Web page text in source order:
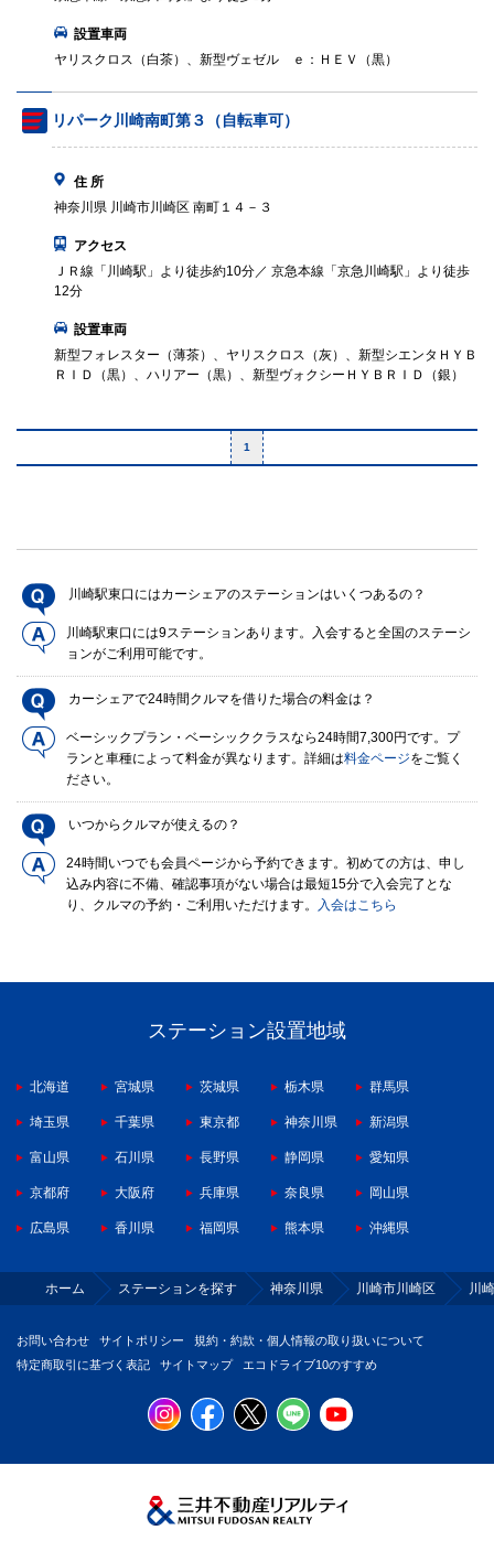
設置車両
ヤリスクロス（白茶）、新型ヴェゼル ｅ：ＨＥＶ（黒）
リパーク川崎南町第３（自転車可）
住 所
神奈川県 川崎市川崎区 南町１４－３
アクセス
ＪＲ線「川崎駅」より徒歩約10分／ 京急本線「京急川崎駅」より徒歩
12分
設置車両
新型フォレスター（薄茶）、ヤリスクロス（灰）、新型シエンタＨＹＢ
ＲＩＤ（黒）、ハリアー（黒）、新型ヴォクシーＨＹＢＲＩＤ（銀）
1
川崎駅東口にはカーシェアのステーションはいくつあるの？
川崎駅東口には9ステーションあります。入会すると全国のステーシ
ョンがご利用可能です。
カーシェアで24時間クルマを借りた場合の料金は？
ベーシックプラン・ベーシッククラスなら24時間7,300円です。プ
ランと車種によって料金が異なります。詳細は料金ページをご覧く
ださい。
いつからクルマが使えるの？
24時間いつでも会員ページから予約できます。初めての方は、申し
込み内容に不備、確認事項がない場合は最短15分で入会完了とな
り、クルマの予約・ご利用いただけます。
入会はこちら
ステーション設置地域
北海道 宮城県 茨城県 栃木県 群馬県
埼玉県 千葉県 東京都 神奈川県 新潟県
富山県 石川県 長野県 静岡県 愛知県
京都府 大阪府 兵庫県 奈良県 岡山県
広島県 香川県 福岡県 熊本県 沖縄県
ホーム ステーションを探す 神奈川県 川崎市川崎区 川
お問い合わせ サイトポリシー
規約・約款・個人情報の取り扱いについて
特定商取引に基づく表記
サイトマップ エコドライブ10のすすめ